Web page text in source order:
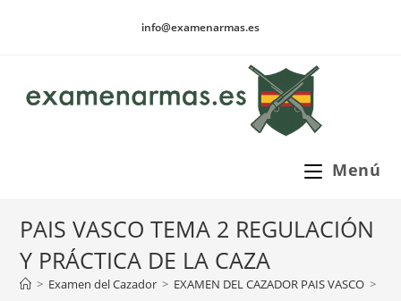
info@examenarmas.es
Menú
PAIS VASCO TEMA 2 REGULACIÓN
Y PRÁCTICA DE LA CAZA
> Examen del Cazador > EXAMEN DEL CAZADOR PAIS VASCO >